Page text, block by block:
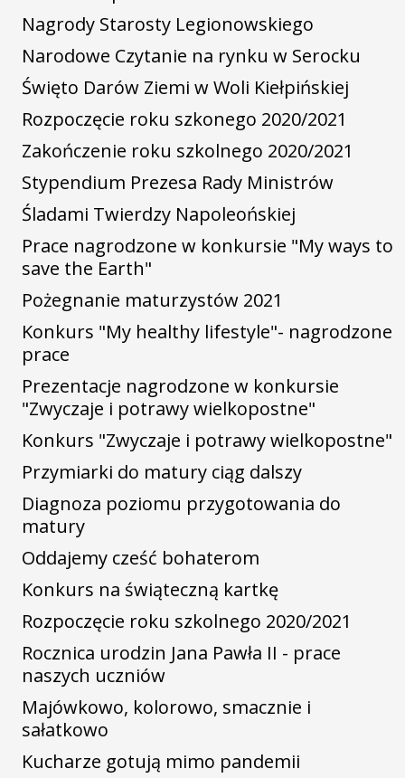
Nagrody Starosty Legionowskiego
Narodowe Czytanie na rynku w Serocku
Święto Darów Ziemi w Woli Kiełpińskiej
Rozpoczęcie roku szkonego 2020/2021
Zakończenie roku szkolnego 2020/2021
Stypendium Prezesa Rady Ministrów
Śladami Twierdzy Napoleońskiej
Prace nagrodzone w konkursie "My ways to
save the Earth"
Pożegnanie maturzystów 2021
Konkurs "My healthy lifestyle"- nagrodzone
prace
Prezentacje nagrodzone w konkursie
"Zwyczaje i potrawy wielkopostne"
Konkurs "Zwyczaje i potrawy wielkopostne"
Przymiarki do matury ciąg dalszy
Diagnoza poziomu przygotowania do
matury
Oddajemy cześć bohaterom
Konkurs na świąteczną kartkę
Rozpoczęcie roku szkolnego 2020/2021
Rocznica urodzin Jana Pawła II - prace
naszych uczniów
Majówkowo, kolorowo, smacznie i
sałatkowo
Kucharze gotują mimo pandemii